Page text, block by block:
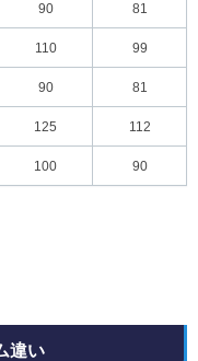
90 81
110 99
90 81
125 112
100 90
違い